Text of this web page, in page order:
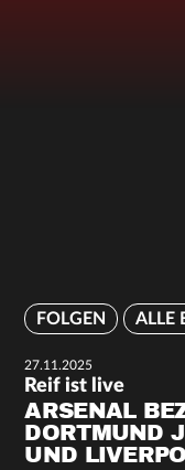
FOLGEN ALLE
27.11.2025
Reif ist live
ARSENAL
DORTMUND
UND